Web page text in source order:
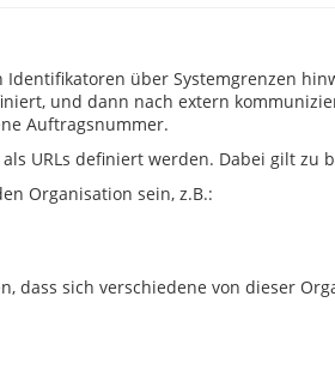
über Systemgrenzen
und dann nach extern
Auftragsnummer.
URLs definiert werden. Dabei gilt zu
Organisation sein, z.B.:
dass sich verschiedene von dieser